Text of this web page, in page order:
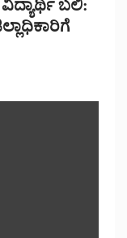
ವಿದ್ಯಾರ್ಥಿ ಬಲಿ: